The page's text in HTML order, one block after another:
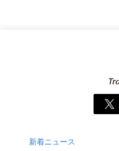
新着ニュース